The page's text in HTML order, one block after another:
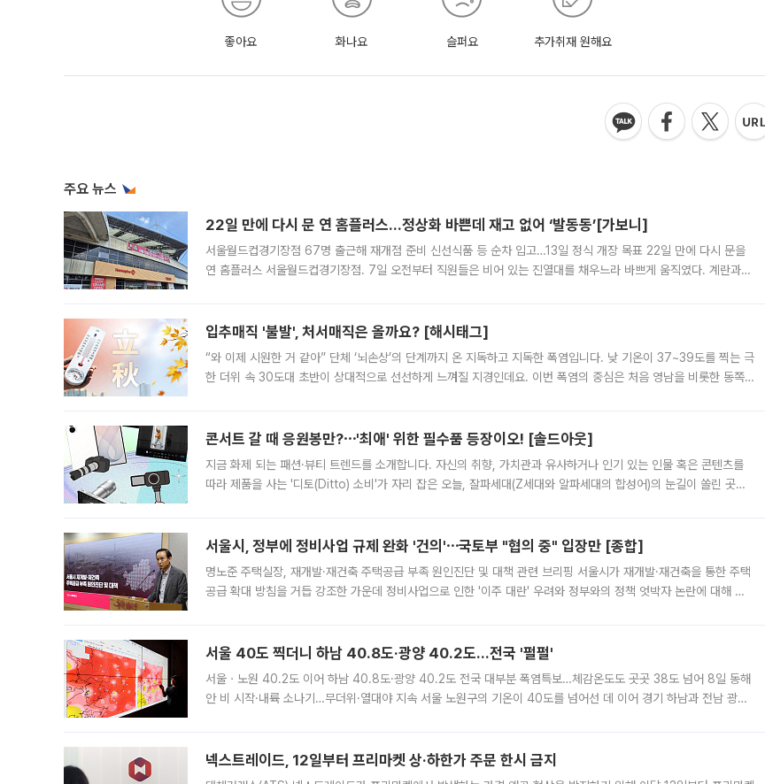
좋아요 화나요 슬퍼요 추가취재 원해요
주요 뉴스
22일 만에 다시 문 연 홈플러스…정상화 바쁜데 재고 없어 ‘발동동’[가보니]
서울월드컵경기장점 67명 출근해 재개점 준비 신선식품 등 순차 입고…13일 정식 개장 목표 22일 만에 다시 문을
연 홈플러스 서울월드컵경기장점. 7일 오전부터 직원들은 비어 있는 진열대를 채우느라 바쁘게 움직였다. 계란과
입추매직 '불발', 처서매직은 올까요? [해시태그]
“와 이제 시원한 거 같아” 단체 ‘뇌손상’의 단계까지 온 지독하고 지독한 폭염입니다. 낮 기온이 37~39도를 찍는 극
한 더위 속 30도대 초반이 상대적으로 선선하게 느껴질 지경인데요. 이번 폭염의 중심은 처음 영남을 비롯한 동쪽
콘서트 갈 때 응원봉만?⋯'최애' 위한 필수품 등장이오! [솔드아웃]
지금 화제 되는 패션·뷰티 트렌드를 소개합니다. 자신의 취향, 가치관과 유사하거나 인기 있는 인물 혹은 콘텐츠를
따라 제품을 사는 '디토(Ditto) 소비'가 자리 잡은 오늘, 잘파세대(Z세대와 알파세대의 합성어)의 눈길이 쏠린 곳은
서울시, 정부에 정비사업 규제 완화 '건의'⋯국토부 "협의 중" 입장만 [종합]
명노준 주택실장, 재개발·재건축 주택공급 부족 원인진단 및 대책 관련 브리핑 서울시가 재개발·재건축을 통한 주택
공급 확대 방침을 거듭 강조한 가운데 정비사업으로 인한 '이주 대란' 우려와 정부와의 정책 엇박자 논란에 대해 정
서울 40도 찍더니 하남 40.8도·광양 40.2도…전국 '펄펄'
서울ㆍ노원 40.2도 이어 하남 40.8도·광양 40.2도 전국 대부분 폭염특보…체감온도도 곳곳 38도 넘어 8일 동해
안 비 시작·내륙 소나기…무더위·열대야 지속 서울 노원구의 기온이 40도를 넘어선 데 이어 경기 하남과 전남 광양
넥스트레이드, 12일부터 프리마켓 상·하한가 주문 한시 금지